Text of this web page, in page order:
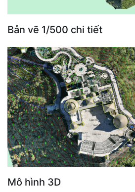
Bản vẽ 1/500 chi tiết
Mô hình 3D